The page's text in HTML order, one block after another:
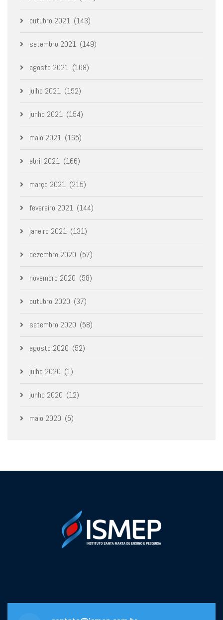
outubro 2021 (143)
setembro 2021 (149)
agosto 2021 (168)
julho 2021 (152)
junho 2021 (154)
maio 2021 (165)
abril 2021 (166)
março 2021 (215)
fevereiro 2021 (144)
janeiro 2021 (131)
dezembro 2020 (57)
novembro 2020 (58)
outubro 2020 (37)
setembro 2020 (58)
agosto 2020 (52)
julho 2020 (1)
junho 2020 (12)
maio 2020 (5)